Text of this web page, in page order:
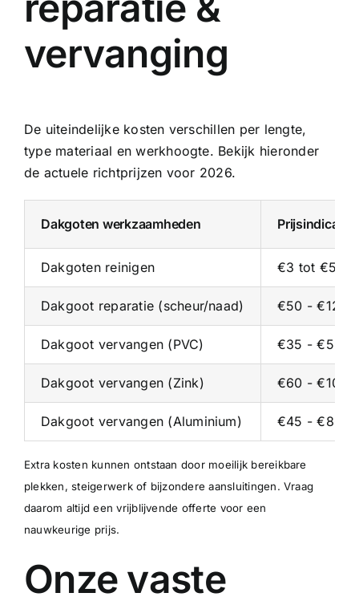
vervanging
De uiteindelijke kosten verschillen per lengte,
type materiaal en werkhoogte. Bekijk hieronder
de actuele richtprijzen voor 2026.
Dakgoten werkzaamheden Prijsindicatie
Dakgoten reinigen €3 tot €5
Dakgoot reparatie (scheur/naad) €50 - €125
Dakgoot vervangen (PVC) €35 - €55
Dakgoot vervangen (Zink) €60 - €100
Dakgoot vervangen (Aluminium) €45 - €80
Extra kosten kunnen ontstaan door moeilijk bereikbare
plekken, steigerwerk of bijzondere aansluitingen. Vraag
daarom altijd een vrijblijvende offerte voor een
nauwkeurige prijs.
Onze vaste